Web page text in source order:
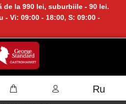
la 990 lei, suburbiile - 90 lei.
- Vi: 09:00 - 18:00, S: 09:00 -
Ru